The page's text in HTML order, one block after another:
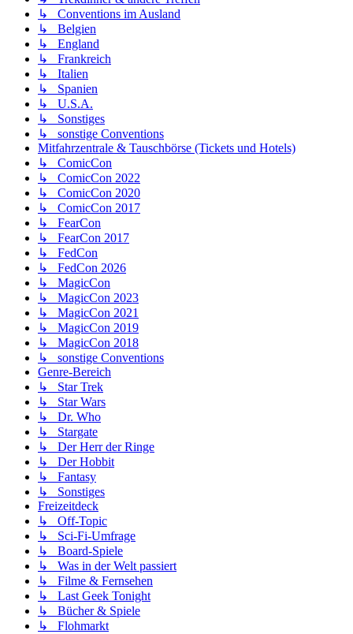
↳ Conventions im Ausland
↳ Belgien
↳ England
↳ Frankreich
↳ Italien
↳ Spanien
↳ U.S.A.
↳ Sonstiges
↳ sonstige Conventions
Mitfahrzentrale & Tauschbörse (Tickets und Hotels)
↳ ComicCon
↳ ComicCon 2022
↳ ComicCon 2020
↳ ComicCon 2017
↳ FearCon
↳ FearCon 2017
↳ FedCon
↳ FedCon 2026
↳ MagicCon
↳ MagicCon 2023
↳ MagicCon 2021
↳ MagicCon 2019
↳ MagicCon 2018
↳ sonstige Conventions
Genre-Bereich
↳ Star Trek
↳ Star Wars
↳ Dr. Who
↳ Stargate
↳ Der Herr der Ringe
↳ Der Hobbit
↳ Fantasy
↳ Sonstiges
Freizeitdeck
↳ Off-Topic
↳ Sci-Fi-Umfrage
↳ Board-Spiele
↳ Was in der Welt passiert
↳ Filme & Fernsehen
↳ Last Geek Tonight
↳ Bücher & Spiele
↳ Flohmarkt